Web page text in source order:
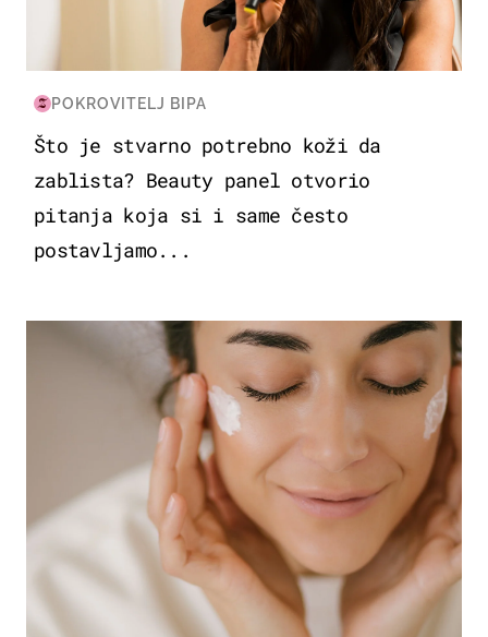
POKROVITELJ BIPA
Što je stvarno potrebno koži da
zablista? Beauty panel otvorio
pitanja koja si i same često
postavljamo...
MODA & LJEPOTA